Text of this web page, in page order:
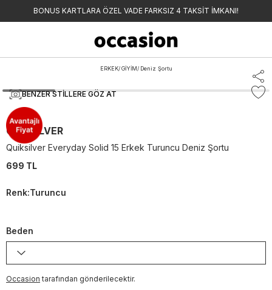
BONUS KARTLARA ÖZEL VADE FARKSIZ 4 TAKSİT İMKANI!
ERKEK/ GİYİM/ Deniz Şortu
BENZER STILLERE GÖZ AT
QUIKSILVER
Quiksilver Everyday Solid 15 Erkek Turuncu Deniz Şortu
699 TL
Renk:Turuncu
Beden
Occasion tarafından gönderilecektir.